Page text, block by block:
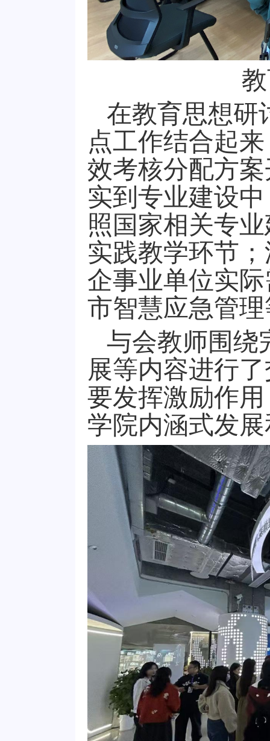
在教育思想研
点工作结合起
效考核分配方
实到专业建设
照国家相关专
实践教学环节
企事业单位实
市智慧应急管
与会教师围绕
展等内容进行
要发挥激励作
学院内涵式发